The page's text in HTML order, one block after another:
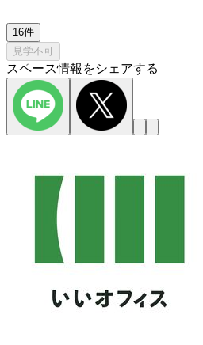
16件
見学不可
スペース情報をシェアする